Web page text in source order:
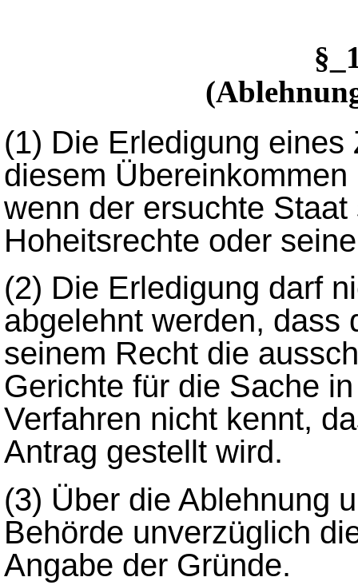
(1) Die Erledigung
diesem
wenn der ersuchte
Hoheitsrechte oder
(2) Die Erledigung darf
abgelehnt werden, dass
seinem Recht die
Gerichte für die Sache
Verfahren nicht kennt,
Antrag gestellt wird.
(3) Über die Ablehnung
Behörde unverzüglich
Angabe der Gründe.